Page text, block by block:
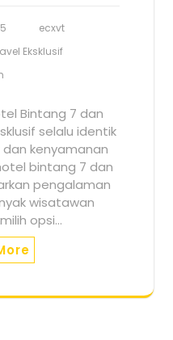
ecxvt
Eksklusif
Bintang 7 dan
selalu identik
kenyamanan
bintang 7 dan
pengalaman
wisatawan
opsi…